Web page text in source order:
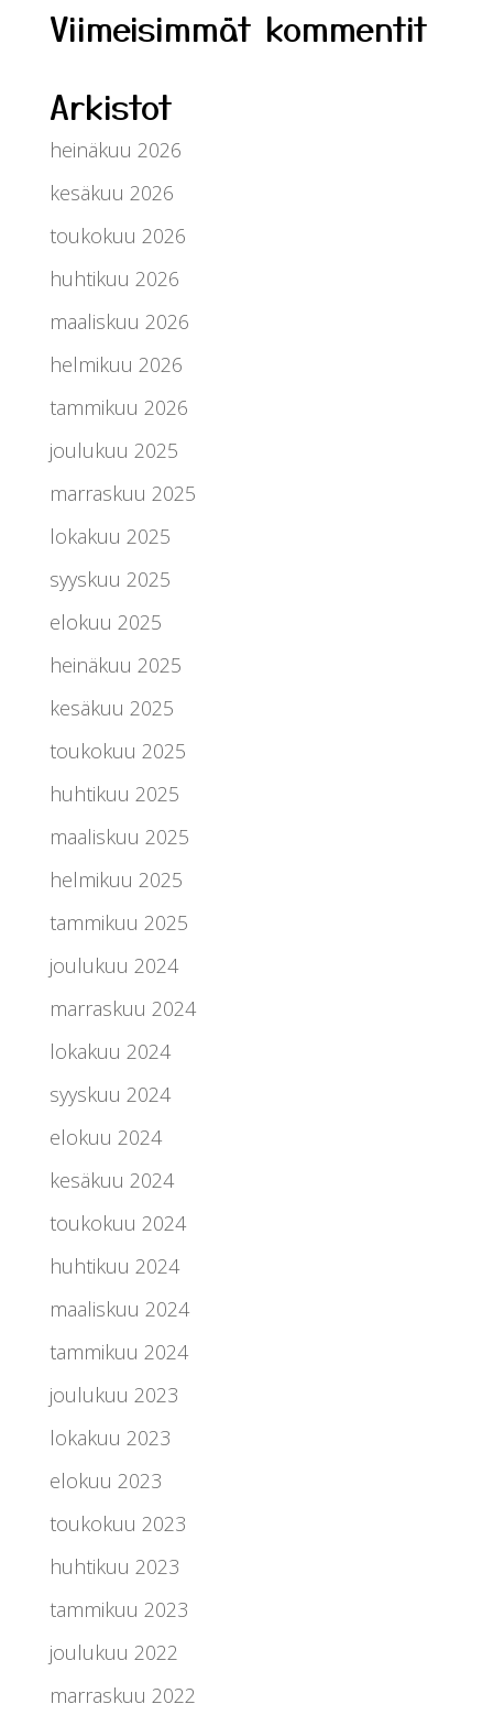
Viimeisimmät kommentit
Arkistot
heinäkuu 2026
kesäkuu 2026
toukokuu 2026
huhtikuu 2026
maaliskuu 2026
helmikuu 2026
tammikuu 2026
joulukuu 2025
marraskuu 2025
lokakuu 2025
syyskuu 2025
elokuu 2025
heinäkuu 2025
kesäkuu 2025
toukokuu 2025
huhtikuu 2025
maaliskuu 2025
helmikuu 2025
tammikuu 2025
joulukuu 2024
marraskuu 2024
lokakuu 2024
syyskuu 2024
elokuu 2024
kesäkuu 2024
toukokuu 2024
huhtikuu 2024
maaliskuu 2024
tammikuu 2024
joulukuu 2023
lokakuu 2023
elokuu 2023
toukokuu 2023
huhtikuu 2023
tammikuu 2023
joulukuu 2022
marraskuu 2022